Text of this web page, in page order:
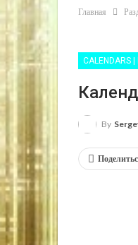
Главная
By